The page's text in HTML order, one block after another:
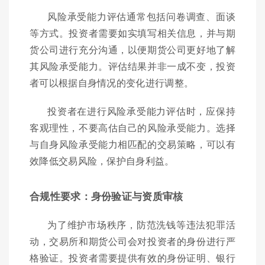
风险承受能力评估通常包括问卷调查、面谈
等方式。投资者需要如实填写相关信息，并与期
货公司进行充分沟通，以便期货公司更好地了解
其风险承受能力。评估结果并非一成不变，投资
者可以根据自身情况的变化进行调整。
投资者在进行风险承受能力评估时，应保持
客观理性，不要高估自己的风险承受能力。选择
与自身风险承受能力相匹配的交易策略，可以有
效降低交易风险，保护自身利益。
合规性要求：身份验证与资质审核
为了维护市场秩序，防范洗钱等违法犯罪活
动，交易所和期货公司会对投资者的身份进行严
格验证。投资者需要提供有效的身份证明、银行